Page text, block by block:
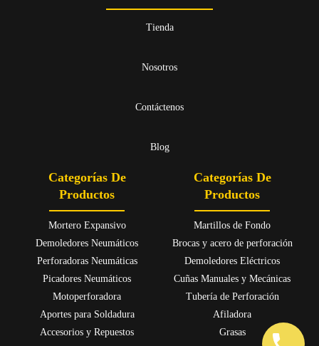
Tienda
Nosotros
Contáctenos
Blog
Categorías De
Productos
Mortero Expansivo
Demoledores Neumáticos
Perforadoras Neumáticas
Picadores Neumáticos
Motoperforadora
Aportes para Soldadura
Accesorios y Repuestos
Categorías De
Productos
Martillos de Fondo
Brocas y acero de perforación
Demoledores Eléctricos
Cuñas Manuales y Mecánicas
Tubería de Perforación
Afiladora
Grasas